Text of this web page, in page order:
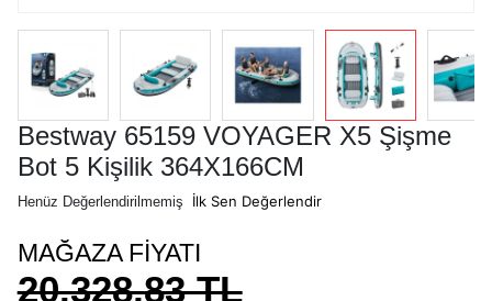
Bestway 65159 VOYAGER X5 Şişme
Bot 5 Kişilik 364X166CM
Henüz Değerlendirilmemiş İlk Sen Değerlendir
MAĞAZA FİYATI
20.328,83 TL